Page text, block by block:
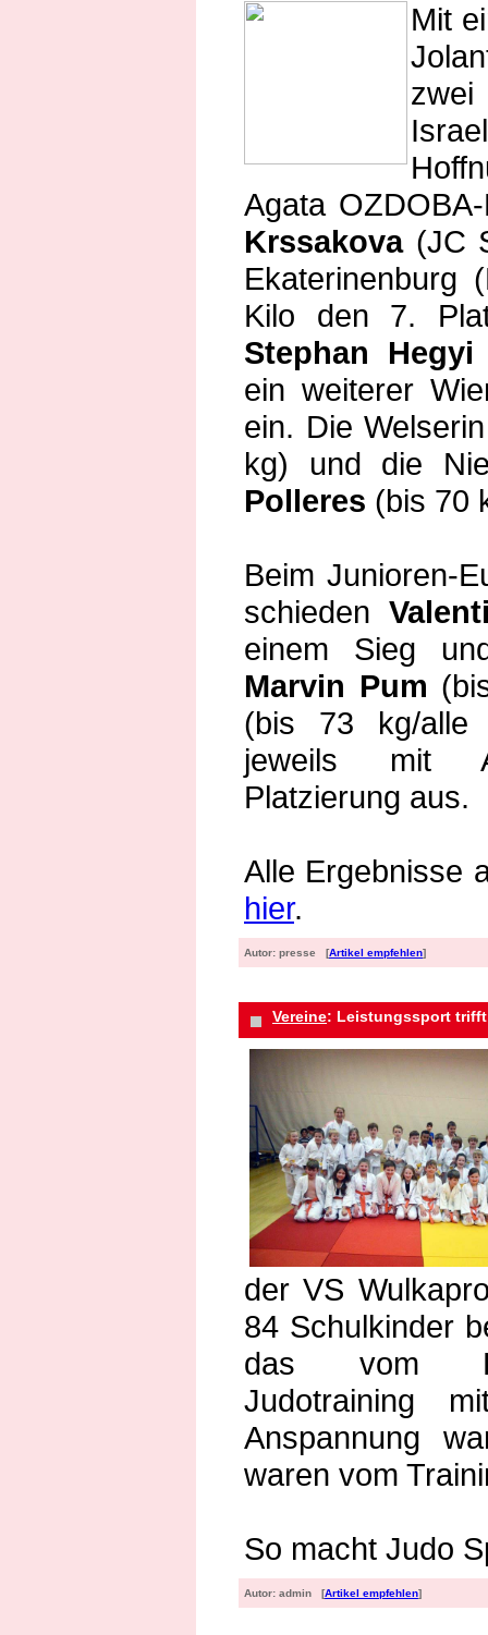
Mit
Agata
Krssakova (JC
Ekaterinenburg
Kilo den 7.
Stephan Hegyi
ein weiterer
ein. Die
kg) und die
Polleres (bis 70
Beim Junioren-
schieden
einem Sieg
Marvin Pum
(bis 73 kg/alle
jeweils mit
Platzierung aus.
Alle Ergebnisse
hier.
Autor: presse [Artikel empfehlen]
Vereine: Leistungssport
der VS
84 Schulkinder
das vom
Judotraining
Anspannung
waren vom
So macht Judo
Autor: admin [Artikel empfehlen]